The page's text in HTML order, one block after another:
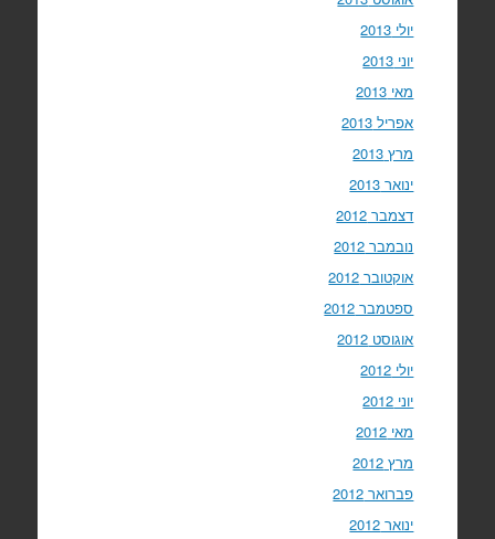
יולי 2013
יוני 2013
מאי 2013
אפריל 2013
מרץ 2013
ינואר 2013
דצמבר 2012
נובמבר 2012
אוקטובר 2012
ספטמבר 2012
אוגוסט 2012
יולי 2012
יוני 2012
מאי 2012
מרץ 2012
פברואר 2012
ינואר 2012